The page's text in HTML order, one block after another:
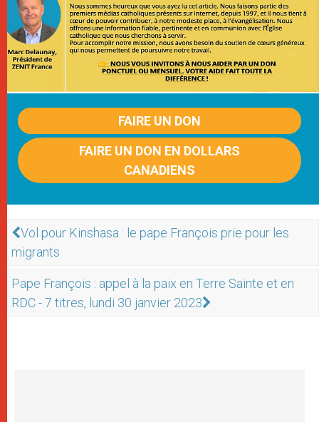
FAIRE UN DON
FAIRE UN DON EN DOLLARS
CANADIENS
Vol pour Kinshasa : le pape François prie pour les
migrants
Pape François : appel à la paix en Terre Sainte et en
RDC - 7 titres, lundi 30 janvier 2023